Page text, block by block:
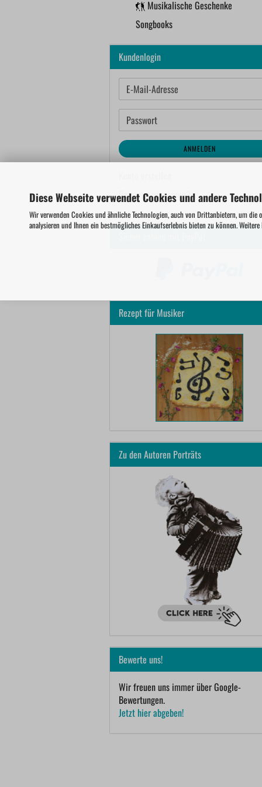
Diese Webseite verwendet Cookies und andere
Wir verwenden Cookies und ähnliche Technologien, auch von Drittanbietern, um
analysieren und Ihnen ein bestmögliches Einkaufserlebnis bieten zu können.
Musikalische Geschenke
Songbooks
Kundenlogin
E-
Mail-
Adresse
Passwort
ANMELDEN
Passwort vergessen?
Rezept für Musiker
Zu den Autoren Porträts
Bewerte uns!
Wir freuen uns immer über Google-
Bewertungen.
Jetzt hier abgeben!